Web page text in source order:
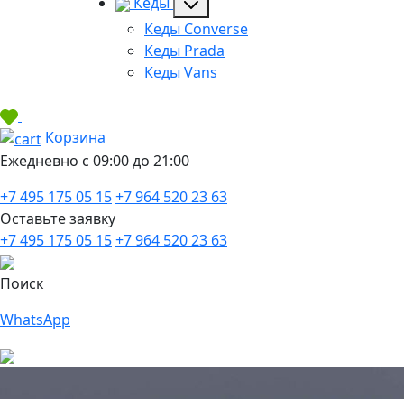
Кеды Converse
Кеды Prada
Кеды Vans
Корзина
Ежедневно с 09:00 до 21:00
+7 495 175 05 15+7 964 520 23 63
Оставьте заявку
+7 495 175 05 15+7 964 520 23 63
Поиск
WhatsApp